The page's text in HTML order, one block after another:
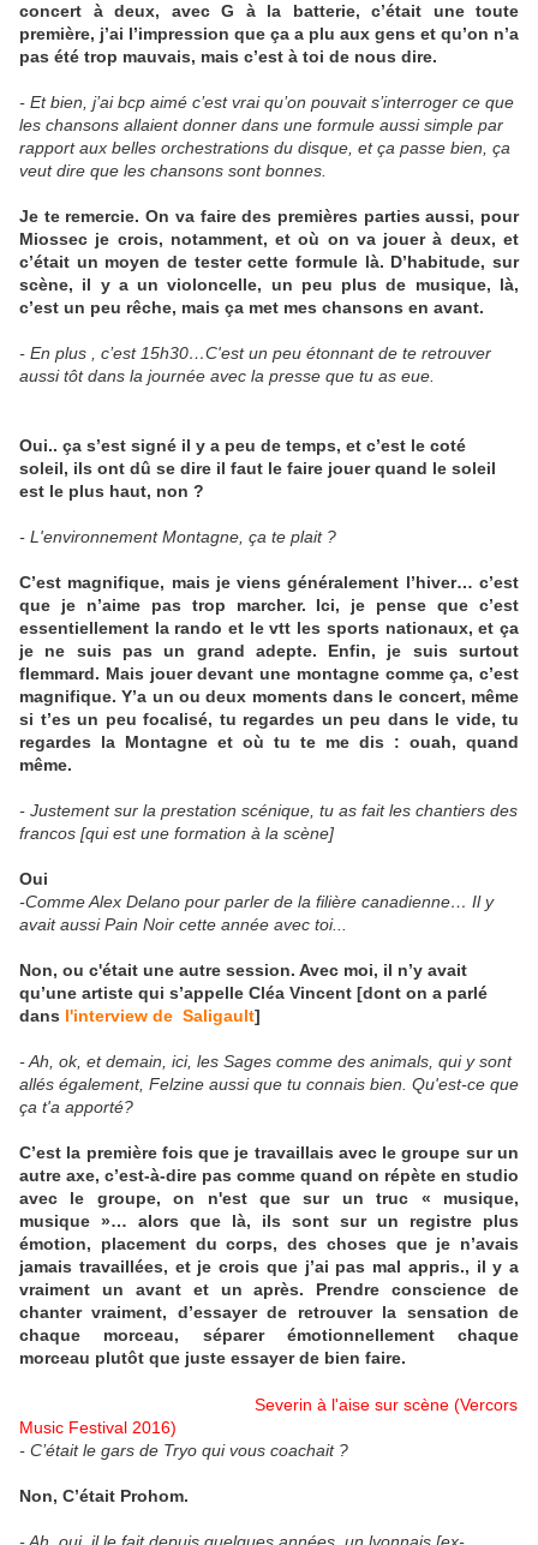
concert à deux, avec G à la batterie, c’était une toute
première, j’ai l’impression que ça a plu aux gens et qu’on n’a
pas été trop mauvais, mais c’est à toi de nous dire.
- Et bien, j’ai bcp aimé c’est vrai qu’on pouvait s’interroger ce que
les chansons allaient donner dans une formule aussi simple par
rapport aux belles orchestrations du disque, et ça passe bien, ça
veut dire que les chansons sont bonnes.
Je te remercie. On va faire des premières parties aussi, pour
Miossec je crois, notamment, et où on va jouer à deux, et
c’était un moyen de tester cette formule là. D’habitude, sur
scène, il y a un violoncelle, un peu plus de musique, là,
c’est un peu rêche, mais ça met mes chansons en avant.
- En plus , c’est 15h30…C'est un peu étonnant de te retrouver
aussi tôt dans la journée avec la presse que tu as eue.
Oui.. ça s’est signé il y a peu de temps, et c’est le coté
soleil, ils ont dû se dire il faut le faire jouer quand le soleil
est le plus haut, non ?
- L'environnement Montagne, ça te plait ?
C’est magnifique, mais je viens généralement l’hiver… c’est
que je n’aime pas trop marcher. Ici, je pense que c’est
essentiellement la rando et le vtt les sports nationaux, et ça
je ne suis pas un grand adepte. Enfin, je suis surtout
flemmard. Mais jouer devant une montagne comme ça, c’est
magnifique. Y’a un ou deux moments dans le concert, même
si t’es un peu focalisé, tu regardes un peu dans le vide, tu
regardes la Montagne et où tu te me dis : ouah, quand
même.
- Justement sur la prestation scénique, tu as fait les chantiers des
francos [qui est une formation à la scène]
Oui
-Comme Alex Delano pour parler de la filière canadienne… Il y
avait aussi Pain Noir cette année avec toi...
Non, ou c'était une autre session. Avec moi, il n’y avait
qu’une artiste qui s’appelle Cléa Vincent [dont on a parlé
dans l'interview de Saligault]
- Ah, ok, et demain, ici, les Sages comme des animals, qui y sont
allés également, Felzine aussi que tu connais bien. Qu'est-ce que
ça t'a apporté?
C’est la première fois que je travaillais avec le groupe sur un
autre axe, c’est-à-dire pas comme quand on répète en studio
avec le groupe, on n'est que sur un truc « musique,
musique »… alors que là, ils sont sur un registre plus
émotion, placement du corps, des choses que je n’avais
jamais travaillées, et je crois que j’ai pas mal appris., il y a
vraiment un avant et un après. Prendre conscience de
chanter vraiment, d’essayer de retrouver la sensation de
chaque morceau, séparer émotionnellement chaque
morceau plutôt que juste essayer de bien faire.
Severin à l'aise sur scène (Vercors
Music Festival 2016)
- C’était le gars de Tryo qui vous coachait ?
Non, C’était Prohom.